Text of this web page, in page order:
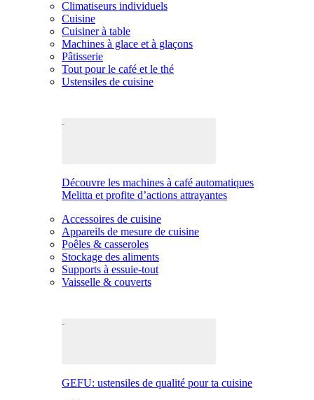
Climatiseurs individuels
Cuisine
Cuisiner à table
Machines à glace et à glaçons
Pâtisserie
Tout pour le café et le thé
Ustensiles de cuisine
Découvre les machines à café automatiques
Melitta et profite d’actions attrayantes
Accessoires de cuisine
Appareils de mesure de cuisine
Poêles & casseroles
Stockage des aliments
Supports à essuie-tout
Vaisselle & couverts
GEFU: ustensiles de qualité pour ta cuisine